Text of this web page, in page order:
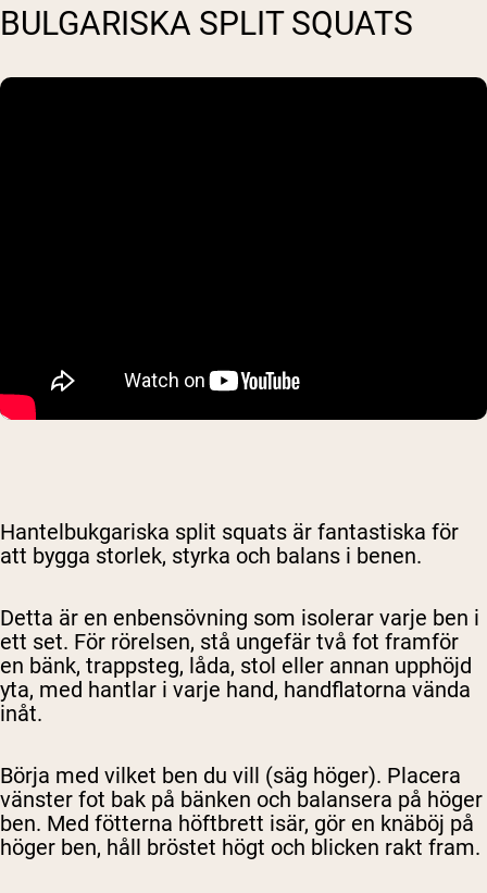
BULGARISKA SPLIT SQUATS
Hantelbukgariska split squats är fantastiska för
att bygga storlek, styrka och balans i benen.
Detta är en enbensövning som isolerar varje ben i
ett set. För rörelsen, stå ungefär två fot framför
en bänk, trappsteg, låda, stol eller annan upphöjd
yta, med hantlar i varje hand, handflatorna vända
inåt.
Börja med vilket ben du vill (säg höger). Placera
vänster fot bak på bänken och balansera på höger
ben. Med fötterna höftbrett isär, gör en knäböj på
höger ben, håll bröstet högt och blicken rakt fram.